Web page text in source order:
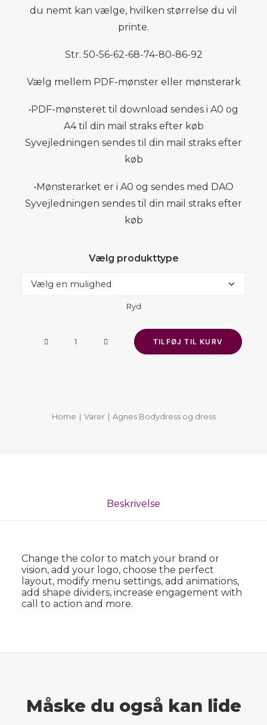
du nemt kan vælge, hvilken størrelse du vil
printe.
Str. 50-56-62-68-74-80-86-92
Vælg mellem PDF-mønster eller mønsterark
•PDF-mønsteret til download sendes i A0 og
A4 til din mail straks efter køb
Syvejledningen sendes til din mail straks efter
køb
•Mønsterarket er i A0 og sendes med DAO
Syvejledningen sendes til din mail straks efter
køb
Vælg produkttype
Ryd
TILFØJ TIL KURV
Home Varer Agnes Bodydress og dress
Beskrivelse
Change the color to match your brand or
vision, add your logo, choose the perfect
layout, modify menu settings, add animations,
add shape dividers, increase engagement with
call to action and more.
Måske du også kan lide